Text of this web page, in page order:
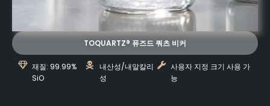
TOQUARTZ® 퓨즈드 쿼츠 비커
재질: 99.99%
SiO
내산성/내알칼리
성
사용자 지정 크기 사용 가
능